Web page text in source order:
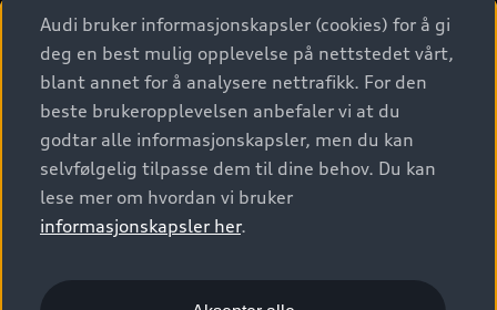
Elbiler
SUV
Stasjonsvogn
Sportback
S/RS
Konseptbiler og prototyper
Biler på lager
Finn forhandler
Bestill prøvekjøring
Kontakt forhandler
Bilgarantier
Behold nybilfølelsen
Audi Originalt tilbehør
Verkstedtjenester
Digitale tjenester
Audi digitale tjenester
Audi connect
Functions on demand
Kom i gang med myAudi
Audi Norge
Kundeservice
Audi Driving Experience
© 2026 AUDI NORGE. All Rights Reserved.
Audi bruker informasjonskapsler (cookies) for å gi
deg en best mulig opplevelse på nettstedet vårt,
blant annet for å analysere nettrafikk. For den
beste brukeropplevelsen anbefaler vi at du
godtar alle informasjonskapsler, men du kan
selvfølgelig tilpasse dem til dine behov. Du kan
lese mer om hvordan vi bruker
informasjonskapsler her.